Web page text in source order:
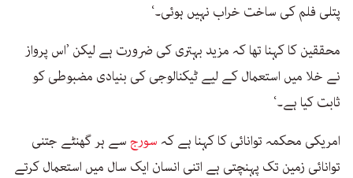
پتلی فلم کی ساخت خراب نہیں ہوئی۔‘
محققین کا کہنا تھا کہ مزید بہتری کی ضرورت ہے لیکن ’اس پرواز
نے خلا میں استعمال کے لیے ٹیکنالوجی کی بنیادی مضبوطی کو
ثابت کیا ہے۔‘
امریکی محکمہ توانائی کا کہنا ہے کہسورجسے ہر گھنٹے جتنی
توانائی زمین تک پہنچتی ہے اتنی انسان ایک سال میں استعمال کرتے